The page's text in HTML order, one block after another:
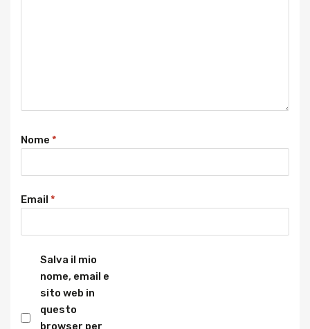
Nome *
Email *
Salva il mio
nome, email e
sito web in
questo
browser per